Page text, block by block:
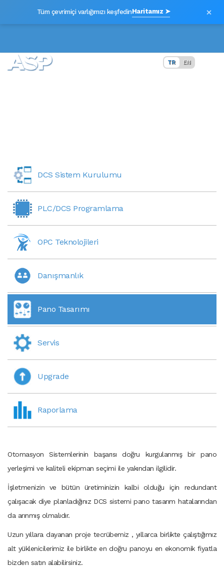
Tüm çevrimiçi varlığımızı keşfedinHaritamız ➤ ×
TR EN
DCS Sistem Kurulumu
PLC/DCS Programlama
OPC Teknolojileri
Danışmanlık
Pano Tasarımı
Servis
Upgrade
Raporlama
Otomasyon Sistemlerinin başarısı doğru kurgulanmış bir pano
yerleşimi ve kaliteli ekipman seçimi ile yakından ilgilidir.
İşletmenizin ve bütün üretiminizin kalbi olduğu için redundant
çalışacak diye planladığınız DCS sistemi pano tasarım hatalarından
da arınmış olmalıdır.
Uzun yıllara dayanan proje tecrübemiz , yıllarca birlikte çalıştığımız
alt yüklenicilerimiz ile birlikte en doğru panoyu en ekonomik fiyatla
bizden satın alabilirsiniz.